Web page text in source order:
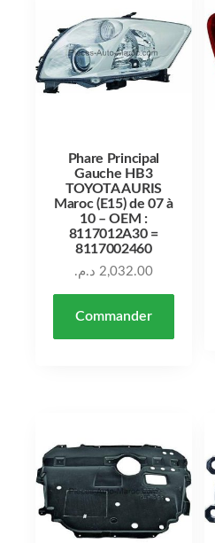
Phare Principal
Gauche HB3
TOYOTA AURIS
Maroc (E15) de 07 à
10 – OEM :
8117012A30 =
8117002460
2,032.00 د.م.
Commander